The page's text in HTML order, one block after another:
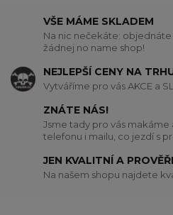
VŠE MÁME SKLADEM
Na nic nečekáte:
žádnej no name shop!
NEJLEPŠÍ CENY NA
Vytváříme pro vás AKCE a
ZNÁTE NÁS!
Jsme tady pro vás makáme
telefonu i mailu, co jezdí s
JEN KVALITNÍ A
Na našem shopu najdete